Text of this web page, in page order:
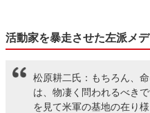
活動家を暴走させた左派メ
松原耕二氏：もちろん、
は、物凄く問われるべき
を見て米軍の基地の在り